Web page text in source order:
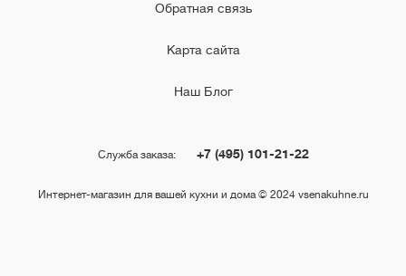
Обратная связь
Карта сайта
Наш Блог
Служба заказа: +7 (495) 101-21-22
Интернет-магазин для вашей кухни и дома © 2024 vsenakuhne.ru